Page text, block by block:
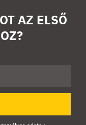
AZ ELSŐ